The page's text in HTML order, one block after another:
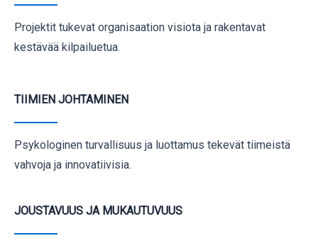
Projektit tukevat organisaation visiota ja rakentavat
kestävää kilpailuetua.
TIIMIEN JOHTAMINEN
Psykologinen turvallisuus ja luottamus tekevät tiimeistä
vahvoja ja innovatiivisia.
JOUSTAVUUS JA MUKAUTUVUUS